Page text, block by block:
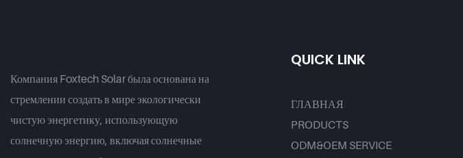
Компания Foxtech Solar была основана на
стремлении создать в мире экологически
чистую энергетику, использующую
солнечную энергию, включая солнечные
QUICK LINK
ГЛАВНАЯ
PRODUCTS
ODM&OEM SERVICE